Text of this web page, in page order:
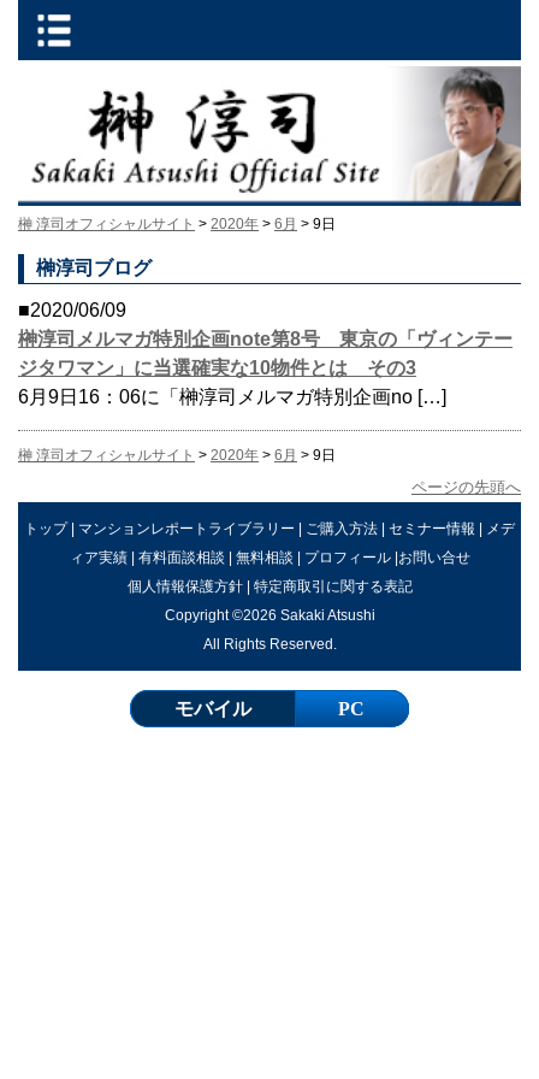
榊 淳司オフィシャルサイト > 2020年 > 6月 > 9日
榊淳司ブログ
■2020/06/09
榊淳司メルマガ特別企画note第8号 東京の「ヴィンテー
ジタワマン」に当選確実な10物件とは その3
6月9日16：06に「榊淳司メルマガ特別企画no […]
榊 淳司オフィシャルサイト > 2020年 > 6月 > 9日
ページの先頭へ
トップ| マンションレポートライブラリー | ご購入方法 | セミナー情報 | メデ
ィア実績| 有料面談相談 | 無料相談 | プロフィール|お問い合せ
個人情報保護方針| 特定商取引に関する表記
Copyright ©2026 Sakaki Atsushi
All Rights Reserved.
モバイル PC